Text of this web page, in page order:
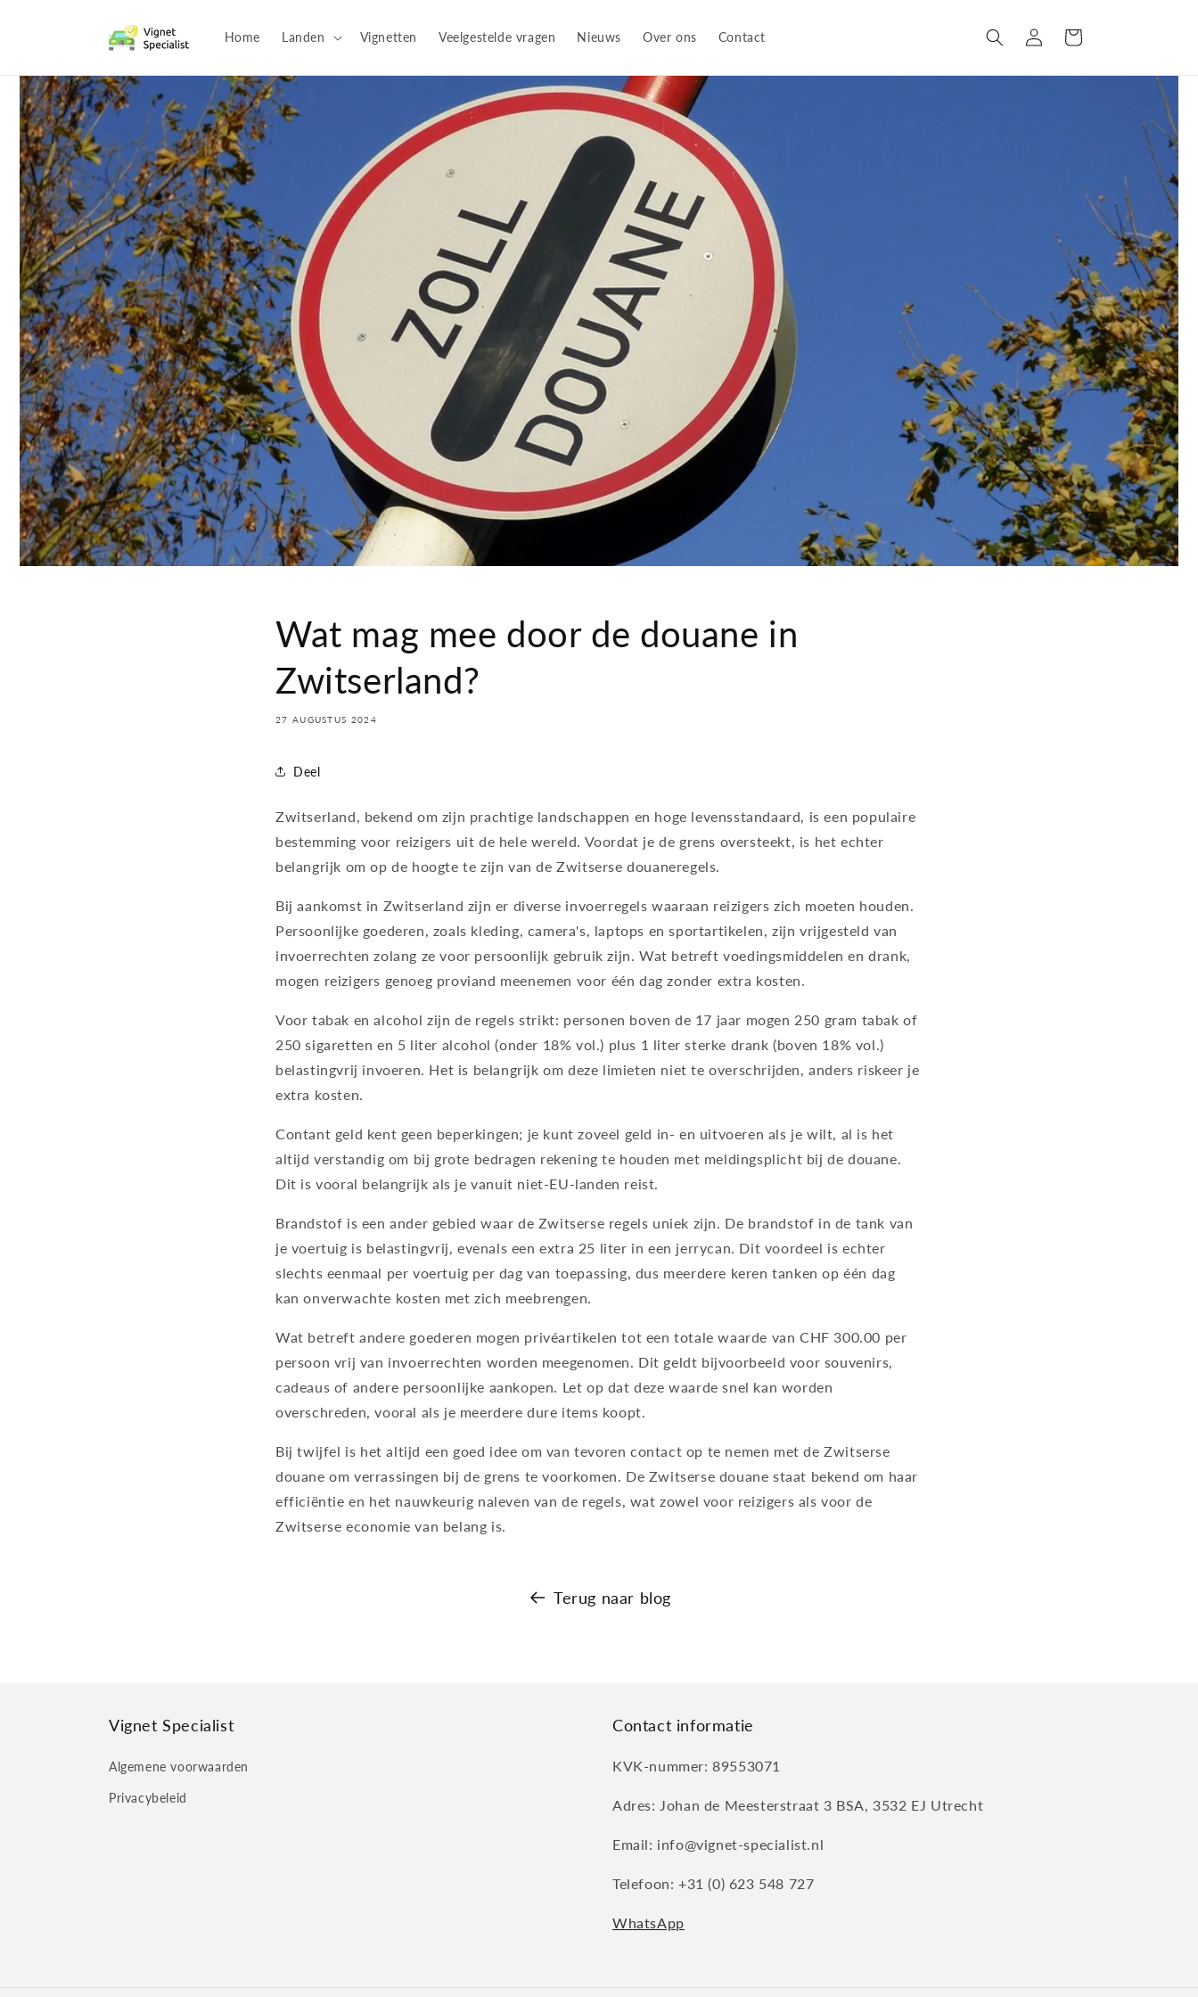
Home Landen Vignetten Veelgestelde vragen Nieuws Over ons Contact InloggenWinkelwagen
Wat mag mee door de douane in
Zwitserland?
27 AUGUSTUS 2024
Deel
Zwitserland, bekend om zijn prachtige landschappen en hoge levensstandaard, is een populaire
bestemming voor reizigers uit de hele wereld. Voordat je de grens oversteekt, is het echter
belangrijk om op de hoogte te zijn van de Zwitserse douaneregels.
Bij aankomst in Zwitserland zijn er diverse invoerregels waaraan reizigers zich moeten houden.
Persoonlijke goederen, zoals kleding, camera's, laptops en sportartikelen, zijn vrijgesteld van
invoerrechten zolang ze voor persoonlijk gebruik zijn. Wat betreft voedingsmiddelen en drank,
mogen reizigers genoeg proviand meenemen voor één dag zonder extra kosten.
Voor tabak en alcohol zijn de regels strikt: personen boven de 17 jaar mogen 250 gram tabak of
250 sigaretten en 5 liter alcohol (onder 18% vol.) plus 1 liter sterke drank (boven 18% vol.)
belastingvrij invoeren. Het is belangrijk om deze limieten niet te overschrijden, anders riskeer je
extra kosten.
Contant geld kent geen beperkingen; je kunt zoveel geld in- en uitvoeren als je wilt, al is het
altijd verstandig om bij grote bedragen rekening te houden met meldingsplicht bij de douane.
Dit is vooral belangrijk als je vanuit niet-EU-landen reist.
Brandstof is een ander gebied waar de Zwitserse regels uniek zijn. De brandstof in de tank van
je voertuig is belastingvrij, evenals een extra 25 liter in een jerrycan. Dit voordeel is echter
slechts eenmaal per voertuig per dag van toepassing, dus meerdere keren tanken op één dag
kan onverwachte kosten met zich meebrengen.
Wat betreft andere goederen mogen privéartikelen tot een totale waarde van CHF 300.00 per
persoon vrij van invoerrechten worden meegenomen. Dit geldt bijvoorbeeld voor souvenirs,
cadeaus of andere persoonlijke aankopen. Let op dat deze waarde snel kan worden
overschreden, vooral als je meerdere dure items koopt.
Bij twijfel is het altijd een goed idee om van tevoren contact op te nemen met de Zwitserse
douane om verrassingen bij de grens te voorkomen. De Zwitserse douane staat bekend om haar
efficiëntie en het nauwkeurig naleven van de regels, wat zowel voor reizigers als voor de
Zwitserse economie van belang is.
Terug naar blog
Vignet Specialist
Algemene voorwaarden
Privacybeleid
Contact informatie
KVK-nummer: 89553071
Adres: Johan de Meesterstraat 3 BSA, 3532 EJ Utrecht
Email: info@vignet-specialist.nl
Telefoon: +31 (0) 623 548 727
WhatsApp